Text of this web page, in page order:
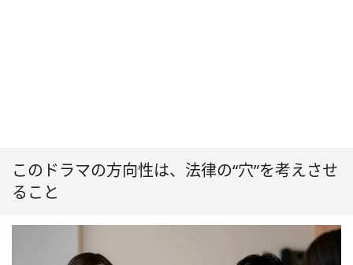
このドラマの方向性は、法律の“穴”を考えさせ
ること